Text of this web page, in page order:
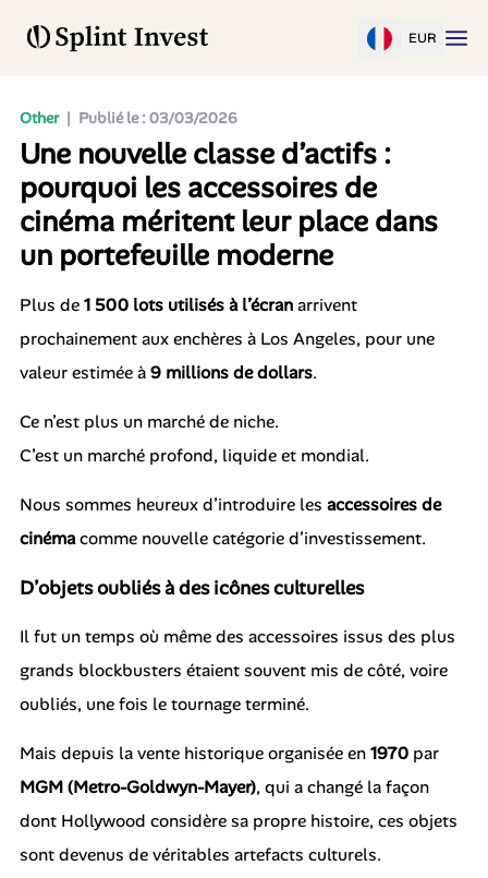
EUR
Other | Publié le : 03/03/2026
Une nouvelle classe d’actifs :
pourquoi les accessoires de
cinéma méritent leur place dans
un portefeuille moderne
Plus de1 500 lots utilisés à l’écranarrivent
prochainement aux enchères à Los Angeles, pour une
valeur estimée à9 millions de dollars.
Ce n’est plus un marché de niche.
C’est un marché profond, liquide et mondial.
Nous sommes heureux d’introduire les accessoires de
cinémacomme nouvelle catégorie d’investissement.
D’objets oubliés à des icônes culturelles
Il fut un temps où même des accessoires issus des plus
grands blockbusters étaient souvent mis de côté, voire
oubliés, une fois le tournage terminé.
Mais depuis la vente historique organisée en1970par
MGM (Metro-Goldwyn-Mayer), qui a changé la façon
dont Hollywood considère sa propre histoire, ces objets
sont devenus de véritables artefacts culturels.